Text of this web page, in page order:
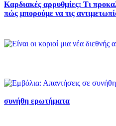
Καρδιακές αρρυθμίες: Τι
πώς μπορούμε να τις
συνήθη ερωτήματα